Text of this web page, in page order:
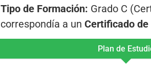
Tipo de Formación: Grado C
correspondía a un Certificado
Plan de